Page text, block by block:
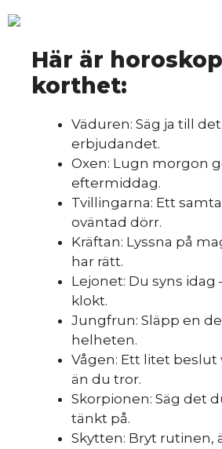
till
innehållHär är
korthet:
Väduren: Säg ja till
erbjudandet.
Oxen: Lugn morgon
eftermiddag.
Tvillingarna: Ett
oväntad dörr.
Kräftan: Lyssna på
har rätt.
Lejonet: Du syns
klokt.
Jungfrun: Släpp en
helheten.
Vågen: Ett litet beslut
än du tror.
Skorpionen: Säg det
tänkt på.
Skytten: Bryt rutinen,